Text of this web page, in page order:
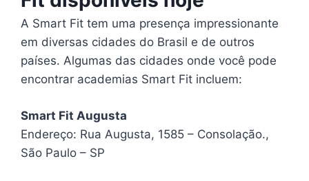
A Smart Fit tem uma presença impressionante
em diversas cidades do Brasil e de outros
países. Algumas das cidades onde você pode
encontrar academias Smart Fit incluem:
Smart Fit Augusta
Endereço: Rua Augusta, 1585 – Consolação.,
São Paulo – SP